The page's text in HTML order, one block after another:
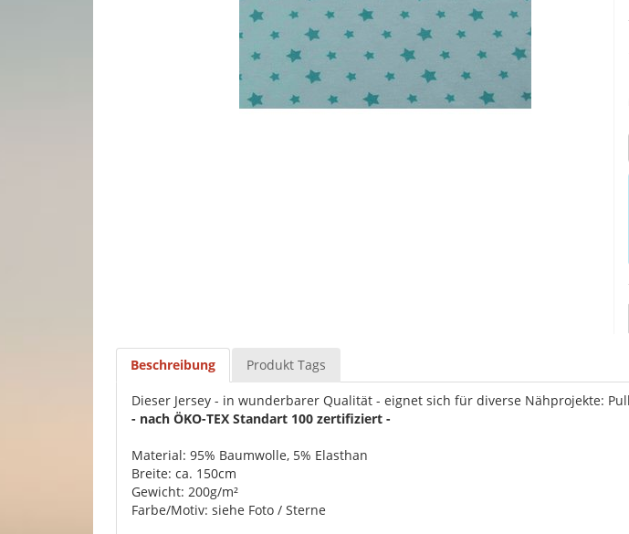
Beschreibung Produkt Tags
Dieser Jersey - in wunderbarer Qualität - eignet sich für diverse Nähprojekte:
- nach ÖKO-TEX Standart 100 zertifiziert -
Material: 95% Baumwolle, 5% Elasthan
Breite: ca. 150cm
Gewicht: 200g/m²
Farbe/Motiv: siehe Foto / Sterne